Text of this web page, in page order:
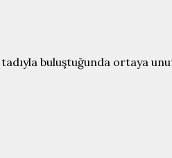
buluştuğunda ortaya